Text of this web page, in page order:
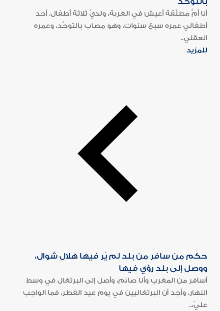
أنا أمٌّ مطلَّقة أعيش في الغربة، ولديَّ ثلاثة أطفال. أحد
أطفالي عمره سبع سنوات، وهو مصاب بالتوحُّد، وعمره
العقلي..
للمزيد
حكم من سافر من بلد لم يُر فيها هلال شوال،
ووصل إلى بلد رؤي فيها
أسافر من المغرب وأنا صائم، وأصل إلى البرتغال في وسط
النهار، وأجد أن البرتغاليين في يوم عيد الفطر، فما الواجب
عليّ،..